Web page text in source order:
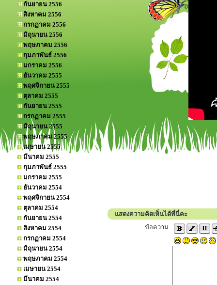
กันยายน 2556
สิงหาคม 2556
กรกฏาคม 2556
มิถุนายน 2556
พฤษภาคม 2556
กุมภาพันธ์ 2556
มกราคม 2556
ธันวาคม 2555
พฤศจิกายน 2555
ตุลาคม 2555
กันยายน 2555
กรกฏาคม 2555
มิถุนายน 2555
พฤษภาคม 2555
เมษายน 2555
มีนาคม 2555
กุมภาพันธ์ 2555
มกราคม 2555
ธันวาคม 2554
พฤศจิกายน 2554
ตุลาคม 2554
กันยายน 2554
สิงหาคม 2554
กรกฏาคม 2554
มิถุนายน 2554
พฤษภาคม 2554
เมษายน 2554
มีนาคม 2554
แสดงความคิดเห็นได้ที่นี่คะ
ข้อความ